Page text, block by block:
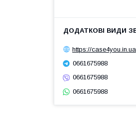
https://case4you.in.ua
0661675988
0661675988
0661675988